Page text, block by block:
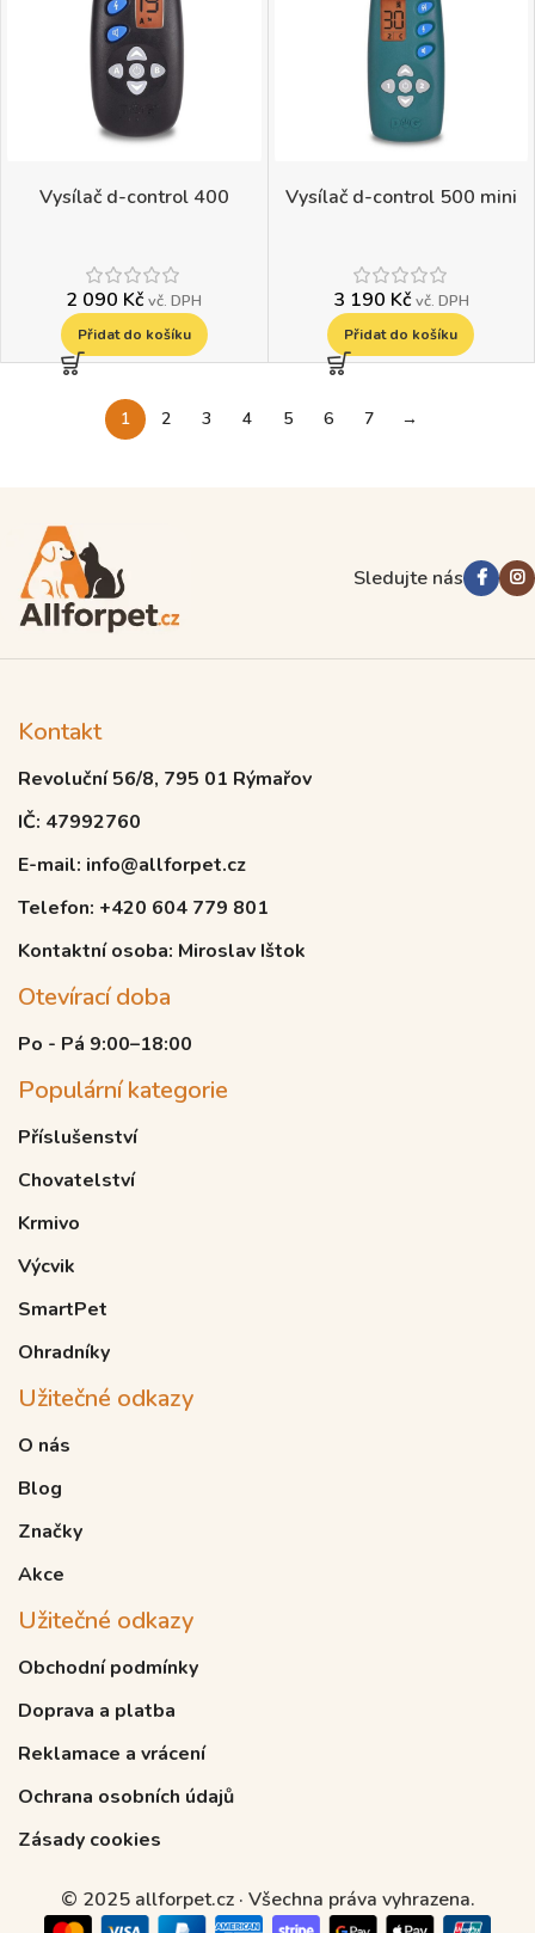
Vysílač d-control 400
2 090 Kč vč. DPH
Přidat do košíku
Vysílač d-control 500 mini
3 190 Kč vč. DPH
Přidat do košíku
1 2 3 4 5 6 7 →
Sledujte nás
Kontakt
Revoluční 56/8, 795 01 Rýmařov
IČ: 47992760
E-mail: info@allforpet.cz
Telefon: +420 604 779 801
Kontaktní osoba: Miroslav Ištok
Otevírací doba
Po - Pá 9:00–18:00
Populární kategorie
Příslušenství
Chovatelství
Krmivo
Výcvik
SmartPet
Ohradníky
Užitečné odkazy
O nás
Blog
Značky
Akce
Užitečné odkazy
Obchodní podmínky
Doprava a platba
Reklamace a vrácení
Ochrana osobních údajů
Zásady cookies
© 2025 allforpet.cz · Všechna práva vyhrazena.